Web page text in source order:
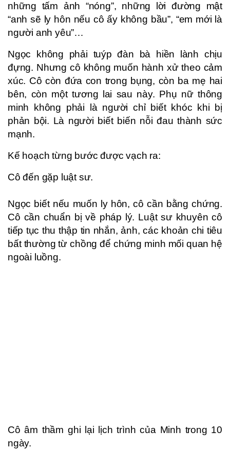
những tấm ảnh “nóng”, những lời đường mật
“anh sẽ ly hôn nếu cô ấy không bầu”, “em mới là
người anh yêu”…
Ngọc không phải tuýp đàn bà hiền lành chịu
đựng. Nhưng cô không muốn hành xử theo cảm
xúc. Cô còn đứa con trong bụng, còn ba mẹ hai
bên, còn một tương lai sau này. Phụ nữ thông
minh không phải là người chỉ biết khóc khi bị
phản bội. Là người biết biến nỗi đau thành sức
mạnh.
Kế hoạch từng bước được vạch ra:
Cô đến gặp luật sư.
Ngọc biết nếu muốn ly hôn, cô cần bằng chứng.
Cô cần chuẩn bị về pháp lý. Luật sư khuyên cô
tiếp tục thu thập tin nhắn, ảnh, các khoản chi tiêu
bất thường từ chồng để chứng minh mối quan hệ
ngoài luồng.
Cô âm thầm ghi lại lịch trình của Minh trong 10
ngày.